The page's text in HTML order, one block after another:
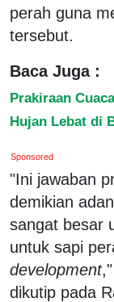
perah guna
tersebut.
Baca Juga :
Prakiraan
Hujan Lebat di
Sponsored
"Ini jawaban
demikian
sangat besar
untuk sapi
development
dikutip pada